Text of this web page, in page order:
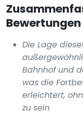
Die Lage
Bahnhof und
was die
erleichtert,
zu sein